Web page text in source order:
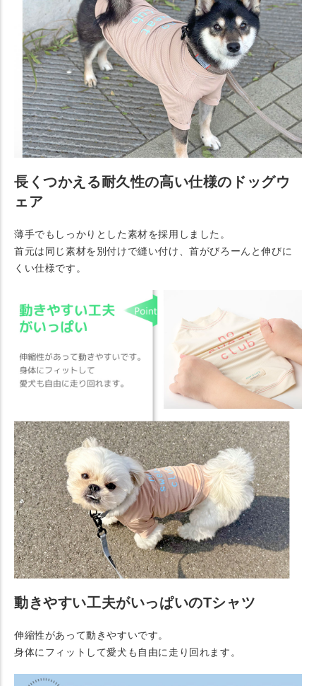
長くつかえる耐久性の高い仕様のドッグウ
ェア
薄手でもしっかりとした素材を採用しました。
首元は同じ素材を別付けで縫い付け、首がびろーんと伸びに
くい仕様です。
動きやすい工夫がいっぱいのTシャツ
伸縮性があって動きやすいです。
身体にフィットして愛犬も自由に走り回れます。